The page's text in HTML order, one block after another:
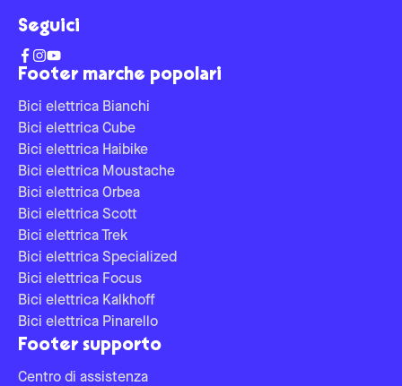
Footer marche popolari
Bici elettrica Bianchi
Bici elettrica Cube
Bici elettrica Haibike
Bici elettrica Moustache
Bici elettrica Orbea
Bici elettrica Scott
Bici elettrica Trek
Bici elettrica Specialized
Bici elettrica Focus
Bici elettrica Kalkhoff
Bici elettrica Pinarello
Footer supporto
Centro di assistenza
Seguici